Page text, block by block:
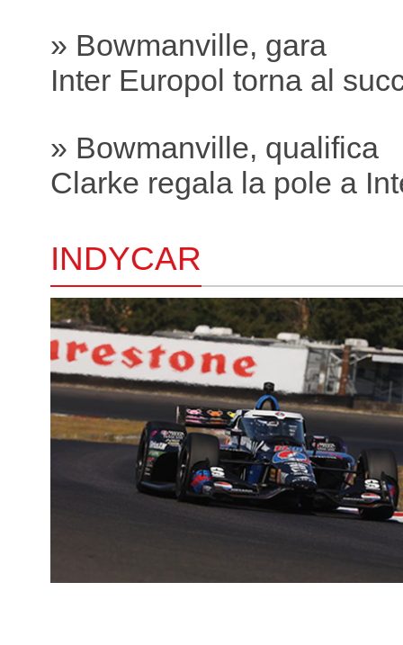
» Bowmanville, gara
Inter Europol torna al
» Bowmanville, qualifica
Clarke regala la pole a
INDYCAR